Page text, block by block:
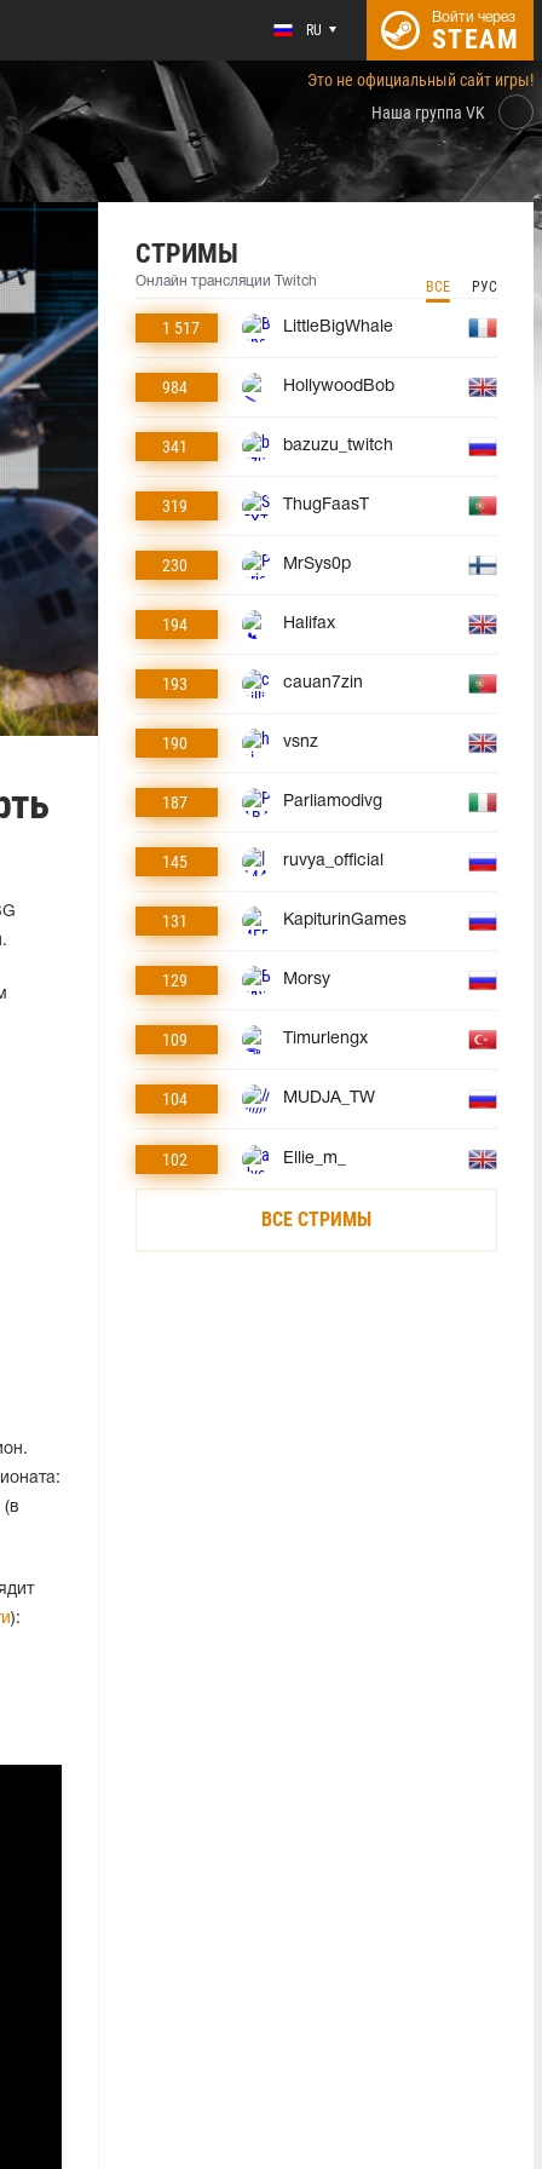
RU
Войти через
STEAM
Это не официальный сайт игры!
Наша группа VK
(в
):
СТРИМЫ
Онлайн трансляции Twitch ВСЕ РУС
1 517 LittleBigWhale
984 HollywoodBob
341 bazuzu_twitch
319 ThugFaasT
230 MrSys0p
194 Halifax
193 cauan7zin
190 vsnz
187 Parliamodivg
145 ruvya_official
131 KapiturinGames
129 Morsy
109 Timurlengx
104 MUDJA_TW
102 Ellie_m_
ВСЕ СТРИМЫ